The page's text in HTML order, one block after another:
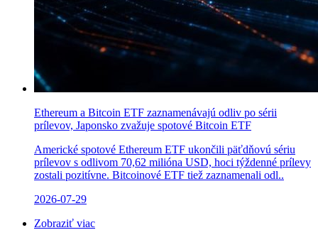
Ethereum a Bitcoin ETF zaznamenávajú odliv po sérii
prílevov, Japonsko zvažuje spotové Bitcoin ETF
Americké spotové Ethereum ETF ukončili päťdňovú sériu
prílevov s odlivom 70,62 milióna USD, hoci týždenné prílevy
zostali pozitívne. Bitcoinové ETF tiež zaznamenali odl..
2026-07-29
Zobraziť viac